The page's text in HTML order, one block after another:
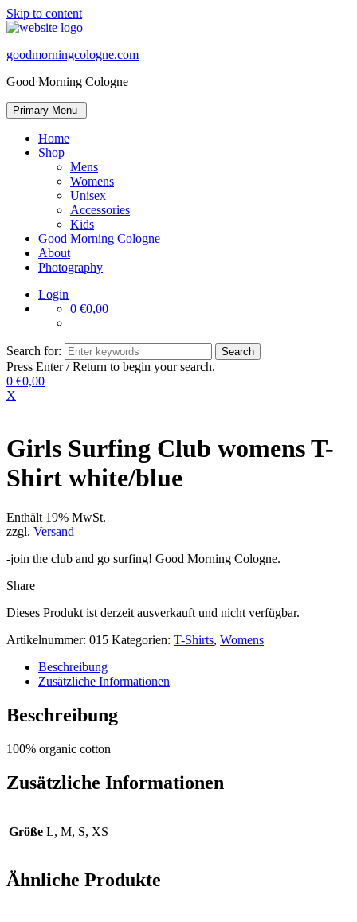
Skip to content
goodmorningcologne.com
Good Morning Cologne
Primary Menu
Home
Shop
Mens
Womens
Unisex
Accessories
Kids
Good Morning Cologne
About
Photography
Login
0 €0,00
Search for:
Press Enter / Return to begin your search.
0 €0,00
X
Girls Surfing Club womens T-
Shirt white/blue
Enthält 19% MwSt.
zzgl. Versand
-join the club and go surfing! Good Morning Cologne.
Share
Dieses Produkt ist derzeit ausverkauft und nicht verfügbar.
Artikelnummer: 015 Kategorien: T-Shirts, Womens
Beschreibung
Zusätzliche Informationen
Beschreibung
100% organic cotton
Zusätzliche Informationen
Größe L, M, S, XS
Ähnliche Produkte